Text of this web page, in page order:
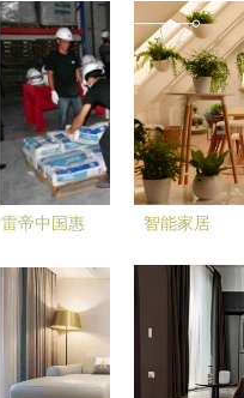
雷帝中国惠
开业，深化
本土布局赋
能家居市场
智能家居
的现代生活
图景